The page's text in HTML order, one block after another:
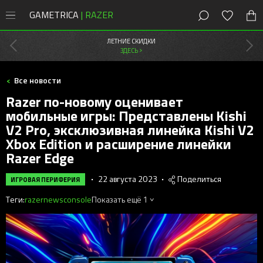
GAMETRICA | RAZER
8 (800) 200-28-81 Россия
Магазин
Акции
Мыши
Клавиатуры
Колонки
Геймпады
Стриминг
ПК
Мыши Razer
Cobra
DeathAdder
Viper
Basilisk
Orochi V2
Клавиатуры Razer
Huntsman
Blackwidow
Joro
Pro Type
Наушники Razer
Kraken
Barracuda
Kraken Kitty
Nommo
Clio
Стриминг Razer
Moray
Seiren
Коврики Razer
Atlas
Офисный Razer
Консоли
PlayStation
Xbox
Мобильные
Наушники
Контроллеры
Аксессуары
Android-приложения
Новости
Новые игры
Игровая периферия
Сетапы и гайды
Бонусы
ЛЕТНИЕ СКИДКИ
ЗДЕСЬ >
Все новости
Razer по-новому оценивает
мобильные игры: Представлены Kishi
V2 Pro, эксклюзивная линейка Kishi V2
Xbox Edition и расширение линейки
Razer Edge
ИГРОВАЯ ПЕРИФЕРИЯ • 22 августа 2023 • Поделиться
Теги:razernewsconsoleПоказать ещё 1